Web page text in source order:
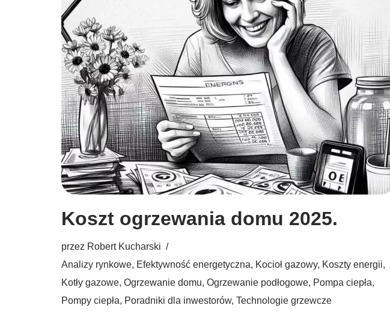
Koszt ogrzewania domu 2025.
przez Robert Kucharski
Analizy rynkowe, Efektywność energetyczna, Kocioł gazowy, Koszty energii,
Kotły gazowe, Ogrzewanie domu, Ogrzewanie podłogowe, Pompa ciepła,
Pompy ciepła, Poradniki dla inwestorów, Technologie grzewcze